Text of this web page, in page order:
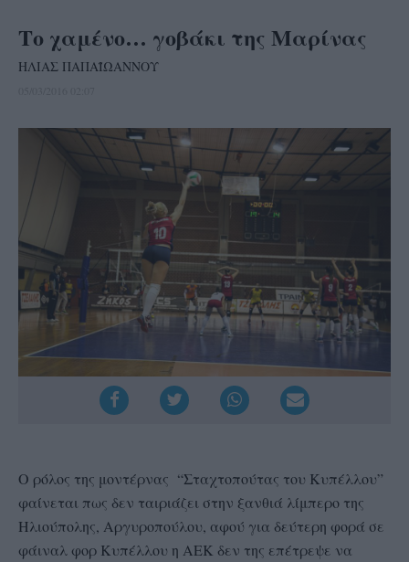
Το χαμένο… γοβάκι της Μαρίνας
ΗΛΙΑΣ ΠΑΠΑΪΩΑΝΝΟΥ
Ο ρόλος της μοντέρνας “Σταχτοπούτας του Κυπέλλου”
φαίνεται πως δεν ταιριάζει στην ξανθιά λίμπερο της
Ηλιούπολης, Αργυροπούλου, αφού για δεύτερη φορά σε
φάιναλ φορ Κυπέλλου η ΑΕΚ δεν της επέτρεψε να